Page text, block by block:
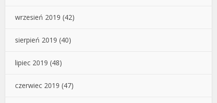
wrzesień 2019 (42)
sierpień 2019 (40)
lipiec 2019 (48)
czerwiec 2019 (47)